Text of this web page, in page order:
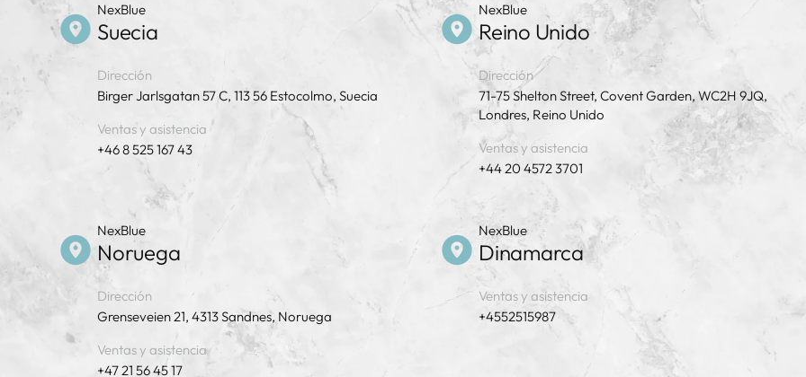
NexBlue
Suecia
Dirección
Birger Jarlsgatan 57 C, 113 56 Estocolmo, Suecia
Ventas y asistencia
+46 8 525 167 43
NexBlue
Reino Unido
Dirección
71-75 Shelton Street, Covent Garden, WC2H 9JQ,
Londres, Reino Unido
Ventas y asistencia
+44 20 4572 3701
NexBlue
Noruega
Dirección
Grenseveien 21, 4313 Sandnes, Noruega
Ventas y asistencia
+47 21 56 45 17
NexBlue
Dinamarca
Ventas y asistencia
+4552515987